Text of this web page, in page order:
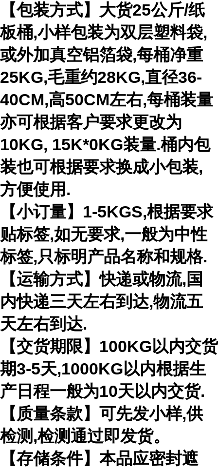
【包装方式】大货25公斤/纸
板桶,小样包装为双层塑料袋,
或外加真空铝箔袋,每桶净重
25KG,毛重约28KG,直径36-
40CM,高50CM左右,每桶装量
亦可根据客户要求更改为
10KG, 15K*0KG装量.桶内包
装也可根据要求换成小包装,
方便使用.
【小订量】1-5KGS,根据要求
贴标签,如无要求,一般为中性
标签,只标明产品名称和规格.
【运输方式】快递或物流,国
内快递三天左右到达,物流五
天左右到达.
【交货期限】100KG以内交货
期3-5天,1000KG以内根据生
产日程一般为10天以内交货.
【质量条款】可先发小样,供
检测,检测通过即发货。
【存储条件】本品应密封遮